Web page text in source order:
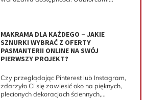
MAKRAMA DLA KAŻDEGO – JAKIE
SZNURKI WYBRAĆ Z OFERTY
PASMANTERII ONLINE NA SWÓJ
PIERWSZY PROJEKT?
Czy przeglądając Pinterest lub Instagram,
zdarzyło Ci się zawiesić oko na pięknych,
plecionych dekoracjach ściennych,...